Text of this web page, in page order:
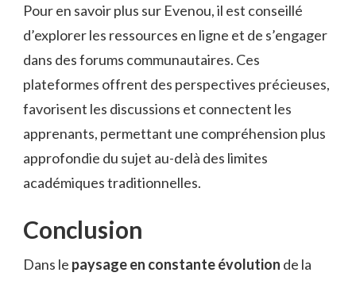
Pour en savoir plus sur Evenou, il est conseillé
d’explorer les ressources en ligne et de s’engager
dans des forums communautaires. Ces
plateformes offrent des perspectives précieuses,
favorisent les discussions et connectent les
apprenants, permettant une compréhension plus
approfondie du sujet au-delà des limites
académiques traditionnelles.
Conclusion
Dans le paysage en constante évolution de la